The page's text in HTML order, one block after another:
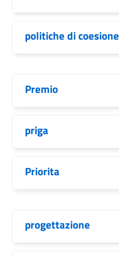
politiche di coesione
Premio
priga
Priorita
progettazione